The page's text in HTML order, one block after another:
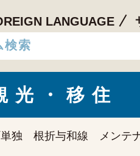
LANGUAGE
光・移住
独 根折与和線 メンテ